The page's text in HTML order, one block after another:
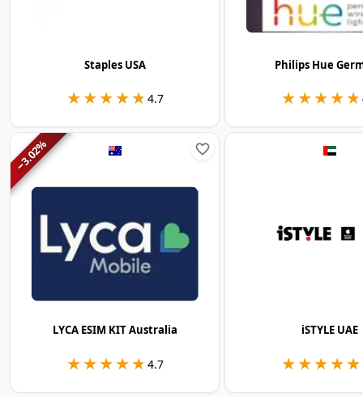
Staples USA
★★★★★
★★★★★ 4.7
Philips Hue
★★★★★
★★★★★
−
3.02
%
LYCA ESIM KIT Australia
★★★★★
★★★★★ 4.7
iSTYLE UAE
★★★★★
★★★★★